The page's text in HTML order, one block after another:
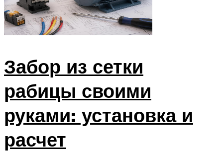
Забор из сетки
рабицы своими
руками: установка и
расчет